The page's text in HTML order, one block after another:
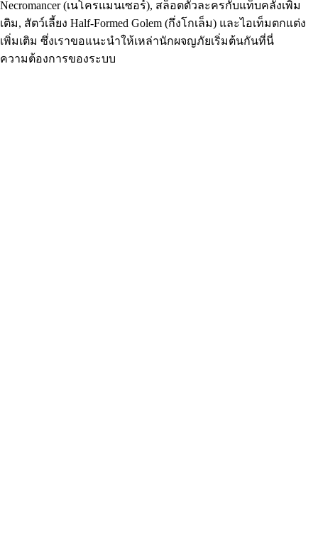
Necromancer (เนโครแมนเซอร์), สล็อตตัวละครกับแท็บคลังเพิ่ม
เติม, สัตว์เลี้ยง Half-Formed Golem (กึ่งโกเล็ม) และไอเท็มตกแต่ง
เพิ่มเติม ซึ่งเราขอแนะนำให้เหล่านักผจญภัยเริ่มต้นกันที่นี่
ความต้องการของระบบ